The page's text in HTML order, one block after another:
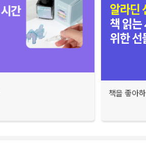
책을 좋아